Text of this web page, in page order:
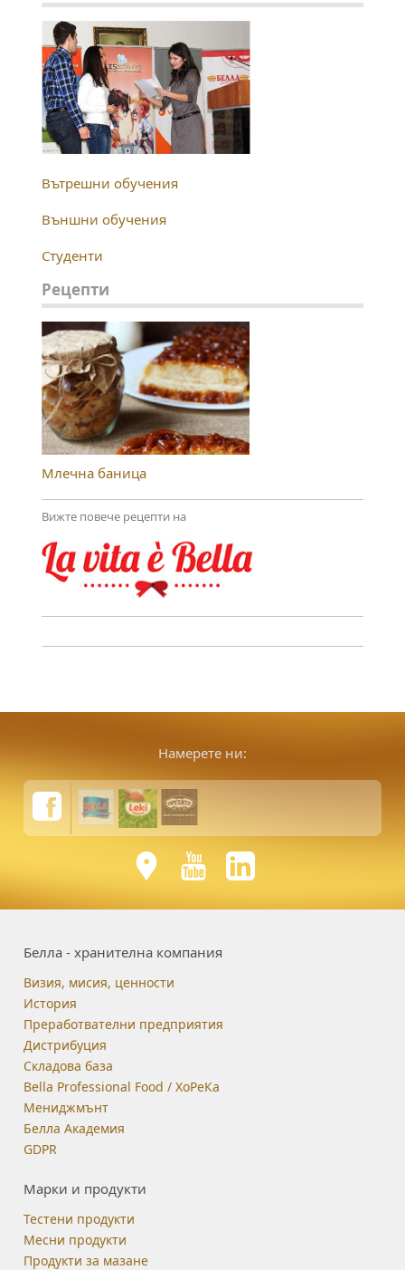
Вътрешни обучения
Външни обучения
Студенти
Рецепти
Млечна баница
Вижте повече рецепти на
Намерете ни:
Белла - хранителна компания
Визия, мисия, ценности
История
Преработвателни предприятия
Дистрибуция
Складова база
Bella Professional Food / ХоРеКа
Мениджмънт
Белла Академия
GDPR
Марки и продукти
Тестени продукти
Месни продукти
Продукти за мазане